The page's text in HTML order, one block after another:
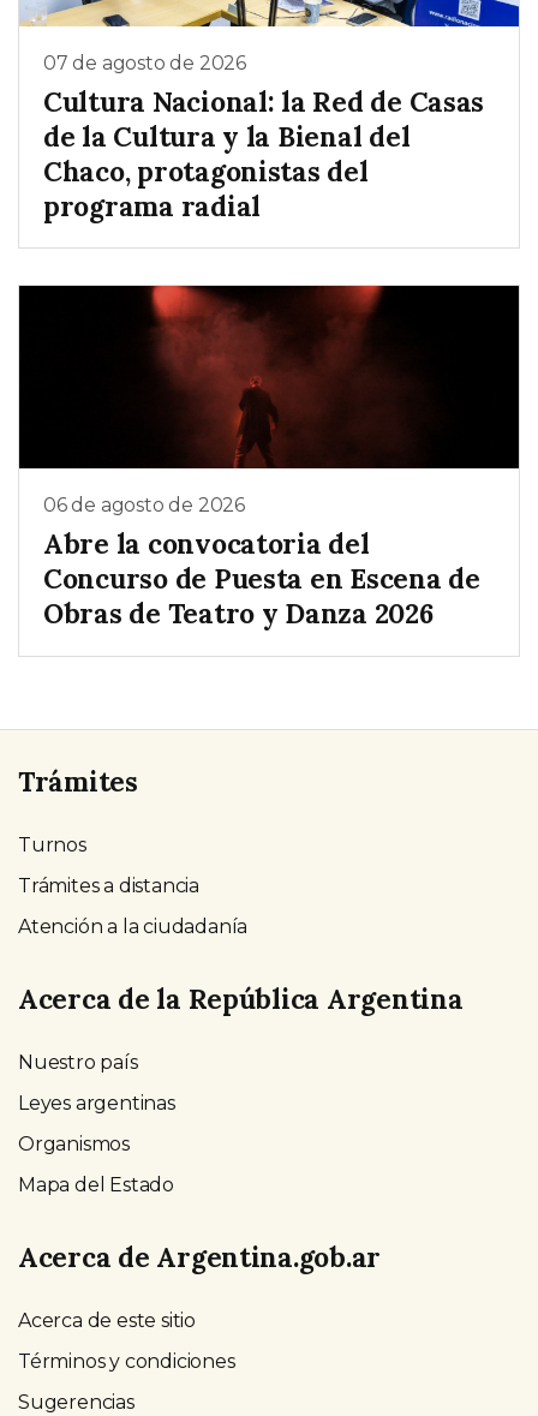
07 de agosto de 2026
Cultura Nacional: la Red de Casas
de la Cultura y la Bienal del
Chaco, protagonistas del
programa radial
06 de agosto de 2026
Abre la convocatoria del
Concurso de Puesta en Escena de
Obras de Teatro y Danza 2026
Trámites
Turnos
Trámites a distancia
Atención a la ciudadanía
Acerca de la República Argentina
Nuestro país
Leyes argentinas
Organismos
Mapa del Estado
Acerca de Argentina.gob.ar
Acerca de este sitio
Términos y condiciones
Sugerencias